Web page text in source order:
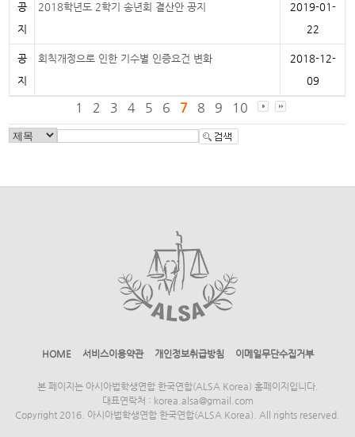
공
지
2018학년도 2학기 송년회 결산안 공지
2019-01-
22
공
지
회칙개정으로 인한 기수별 인증요건 변화
2018-12-
09
1 2 3 4 5 6 7 8 9 10
HOME 서비스이용약관 개인정보취급방침 이메일무단수집거부
본 페이지는 아시아법학생연합 한국연합(ALSA Korea) 홈페이지입니다.
대표연락처 : korea.alsa@gmail.com
Copyright 2016. 아시아법학생연합 한국연합(ALSA Korea). All rights reserved.